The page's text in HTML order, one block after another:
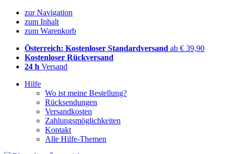
zur Navigation
zum Inhalt
zum Warenkorb
Österreich: Kostenloser Standardversand ab € 39,90
Kostenloser Rückversand
24 h Versand
Hilfe
Wo ist meine Bestellung?
Rücksendungen
Versandkosten
Zahlungsmöglichkeiten
Kontakt
Alle Hilfe-Themen